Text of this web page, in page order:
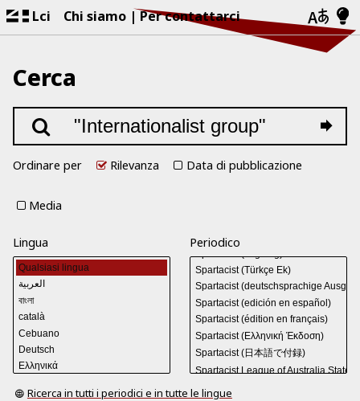
Lci Chi siamo Per contattarci
Cerca
Ordinare per Rilevanza Data di pubblicazione
Media
Lingua Periodico
Ricerca in tutti i periodici e in tutte le lingue